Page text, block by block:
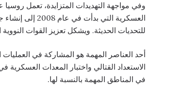
وفي مواجهة التهديدات المتزايدة، تعمل
العسكرية التي
للتحديات الحديثة. ويشكل تعزيز القوات النووية
أحد العناصر المهمة هو المشاركة في العمليات
الاستعداد القتالي واختبار المعدات
في المناطق المهمة بالنسبة لها.